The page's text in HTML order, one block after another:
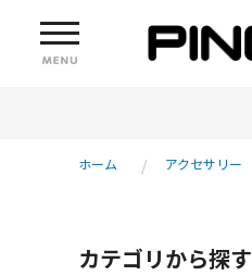
ホーム アクセサリー
カテゴリから探す